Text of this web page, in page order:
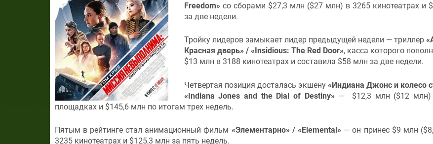
Freedom» со сборами $27,3 млн ($27 млн) в 3265 кинотеатрах и
за две недели.
Тройку лидеров замыкает лидер предыдущей недели — триллер
Красная дверь» / «Insidious: The Red Door», касса которого
$13 млн в 3188 кинотеатрах и составила $58 млн за две недели.
Четвертая позиция досталась экшену «Индиана Джонс и колесо
«Indiana Jones and the Dial of Destiny» — $12,3 млн ($12 млн)
площадках и $145,6 млн по итогам трех недель.
Пятым в рейтинге стал анимационный фильм «Элементарно» / «Elemental» — он принес $9 млн
3235 кинотеатрах и $125,3 млн за пять недель.